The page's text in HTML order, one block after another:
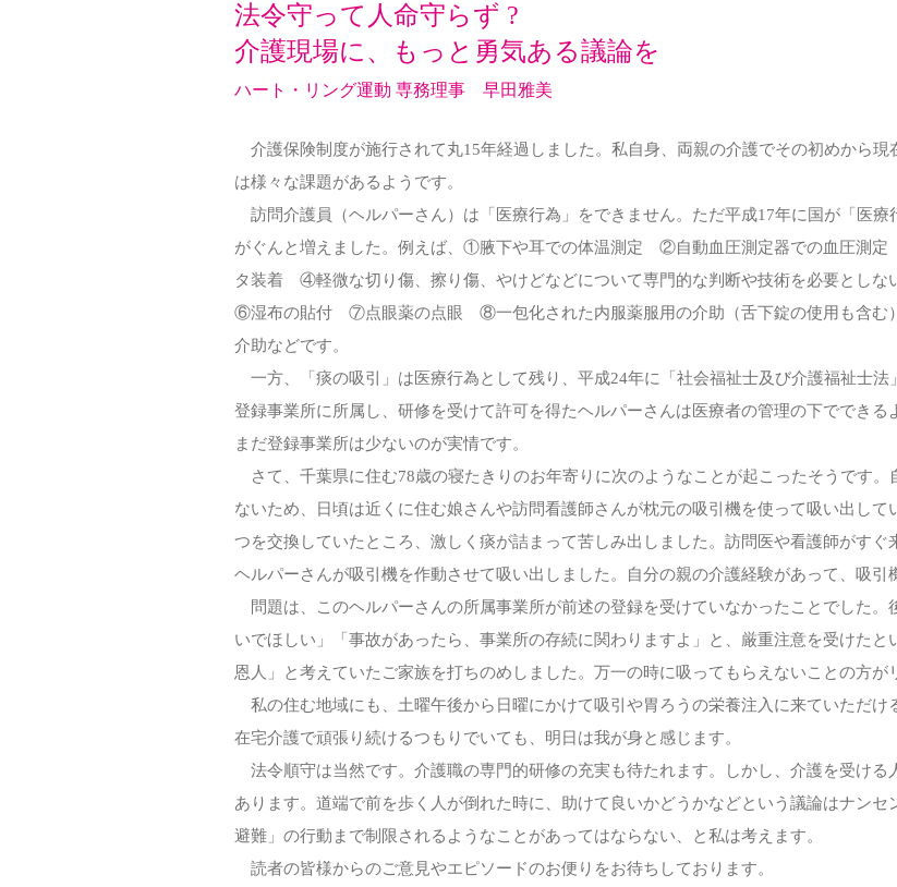
法令守って人命守らず ?
介護現場に、もっと勇気ある議論を
ハート・リング運動 専務理事 早田雅美
介護保険制度が施行されて丸15年経過しました。私自身、両親の介護でその初めから現
は様々な課題があるようです。
訪問介護員（ヘルパーさん）は「医療行為」をできません。ただ平成17年に国が「医療
がぐんと増えました。例えば、①腋下や耳での体温測定 ②自動血圧測定器での血圧測
タ装着 ④軽微な切り傷、擦り傷、やけどなどについて専門的な判断や技術を必要とし
⑥湿布の貼付 ⑦点眼薬の点眼 ⑧一包化された内服薬服用の介助（舌下錠の使用も含
介助などです。
一方、「痰の吸引」は医療行為として残り、平成24年に「社会福祉士及び介護福祉士法
登録事業所に所属し、研修を受けて許可を得たヘルパーさんは医療者の管理の下ででき
まだ登録事業所は少ないのが実情です。
さて、千葉県に住む78歳の寝たきりのお年寄りに次のようなことが起こったそうです
ないため、日頃は近くに住む娘さんや訪問看護師さんが枕元の吸引機を使って吸い出し
つを交換していたところ、激しく痰が詰まって苦しみ出しました。訪問医や看護師がすぐ
ヘルパーさんが吸引機を作動させて吸い出しました。自分の親の介護経験があって、吸引
問題は、このヘルパーさんの所属事業所が前述の登録を受けていなかったことでした。
いでほしい」「事故があったら、事業所の存続に関わりますよ」と、厳重注意を受けた
恩人」と考えていたご家族を打ちのめしました。万一の時に吸ってもらえないことの方が
私の住む地域にも、土曜午後から日曜にかけて吸引や胃ろうの栄養注入に来ていただけ
在宅介護で頑張り続けるつもりでいても、明日は我が身と感じます。
法令順守は当然です。介護職の専門的研修の充実も待たれます。しかし、介護を受ける
あります。道端で前を歩く人が倒れた時に、助けて良いかどうかなどという議論はナン
避難」の行動まで制限されるようなことがあってはならない、と私は考えます。
読者の皆様からのご意見やエピソードのお便りをお待ちしております。